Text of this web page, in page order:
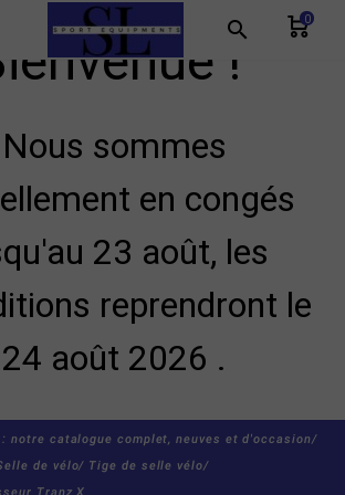
search 0
!
Nous sommes
en congés
23 août, les
reprendront le
24 août 2026 .
notre catalogue complet, neuves et d'occasion/
de vélo/ Tige de selle vélo/